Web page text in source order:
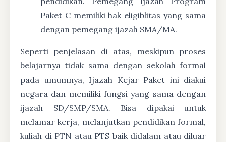
Paket C memiliki hak eligiblitas yang sama
dengan pemegang ijazah SMA/MA.
Seperti penjelasan di atas, meskipun proses
belajarnya tidak sama dengan sekolah formal
pada umumnya, Ijazah Kejar Paket ini diakui
negara dan memiliki fungsi yang sama dengan
ijazah SD/SMP/SMA. Bisa dipakai untuk
melamar kerja, melanjutkan pendidikan formal,
kuliah di PTN atau PTS baik didalam atau diluar